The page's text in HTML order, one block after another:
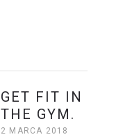
GET FIT IN
THE GYM.
2 MARCA 2018